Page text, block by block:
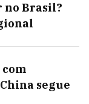
no Brasil?
segue